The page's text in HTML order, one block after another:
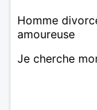
Homme
amoureuse
Je cherche